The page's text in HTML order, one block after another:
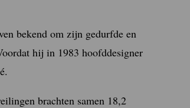
bekend om zijn gedurfde en
hij in 1983 hoofddesigner
brachten samen 18,2